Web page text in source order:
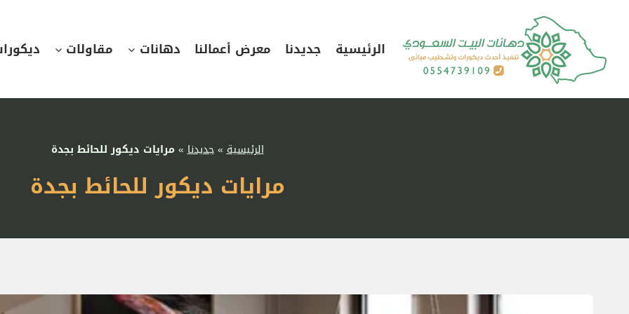
المحتوى
الرئيسية جديدنا معرض أعمالنا دهانات مقاولات
الرئيسية»جديدنا»مرايات ديكور للحائط بجدة
مرايات ديكور للحائط بجدة